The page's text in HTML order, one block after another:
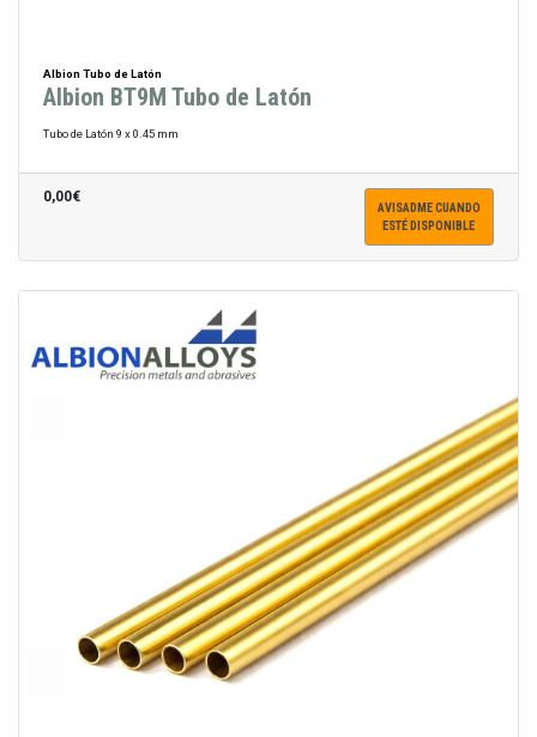
Albion Tubo de Latón
Albion BT9M Tubo de Latón
Tubo de Latón 9 x 0.45 mm
0,00€
AVISADME CUANDO
ESTÉ DISPONIBLE